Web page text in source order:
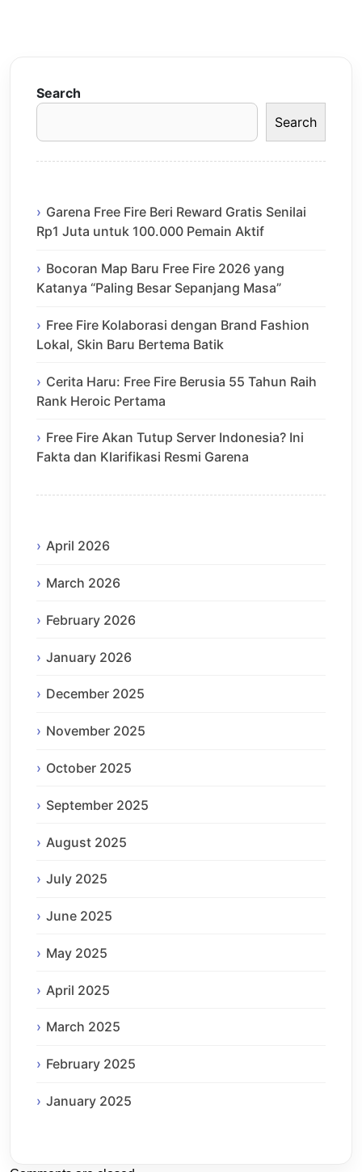
Search
Search
Garena Free Fire Beri Reward Gratis Senilai
Rp1 Juta untuk 100.000 Pemain Aktif
Bocoran Map Baru Free Fire 2026 yang
Katanya “Paling Besar Sepanjang Masa”
Free Fire Kolaborasi dengan Brand Fashion
Lokal, Skin Baru Bertema Batik
Cerita Haru: Free Fire Berusia 55 Tahun Raih
Rank Heroic Pertama
Free Fire Akan Tutup Server Indonesia? Ini
Fakta dan Klarifikasi Resmi Garena
April 2026
March 2026
February 2026
January 2026
December 2025
November 2025
October 2025
September 2025
August 2025
July 2025
June 2025
May 2025
April 2025
March 2025
February 2025
January 2025